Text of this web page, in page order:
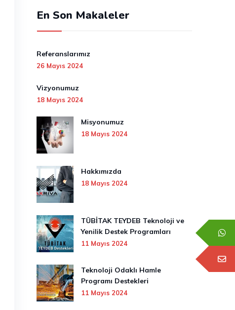
En Son Makaleler
Referanslarımız
26 Mayıs 2024
Vizyonumuz
18 Mayıs 2024
Misyonumuz
18 Mayıs 2024
Hakkımızda
18 Mayıs 2024
TÜBİTAK TEYDEB Teknoloji ve
Yenilik Destek Programları
11 Mayıs 2024
Teknoloji Odaklı Hamle
Programı Destekleri
11 Mayıs 2024